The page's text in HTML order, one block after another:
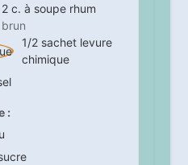
2 c. à soupe rhum
brun
1/2 sachet levure
chimique
: